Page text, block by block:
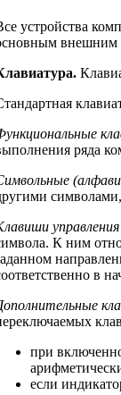
устройства
внешним
ряда
К ним
в
при
если